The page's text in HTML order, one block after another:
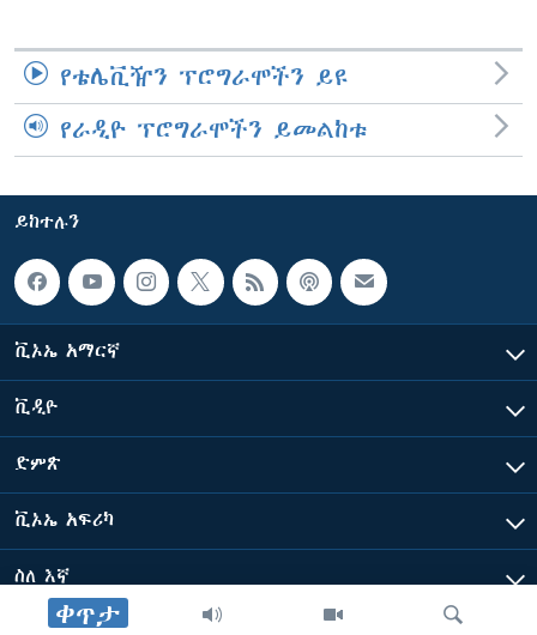
ቀጥታ
የቴሌቪዥን ፕሮግራሞችን ይዩ
የራዲዮ ፕሮግራሞችን ይመልከቱ
ይከተሉን
ቪኦኤ አማርኛ
ቪዲዮ
ድምጽ
ቪኦኤ አፍሪካ
ስለ እኛ